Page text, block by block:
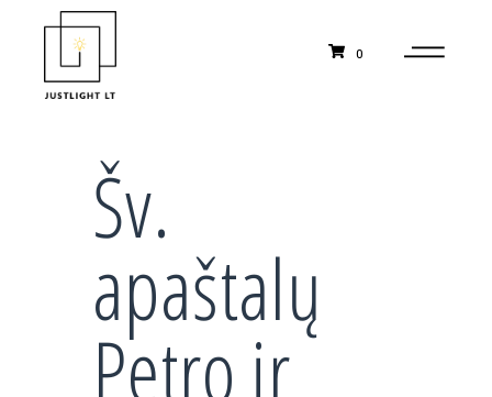
0
Šv.
apaštalų
Petro ir